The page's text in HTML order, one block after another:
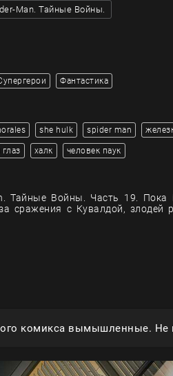
Man. Тайные Войны.
Фантастика
she hulk spider man
халк человек паук
Тайные Войны. Часть 19.
сражения с Кувалдой, злодей
комикса вымышленные. Не